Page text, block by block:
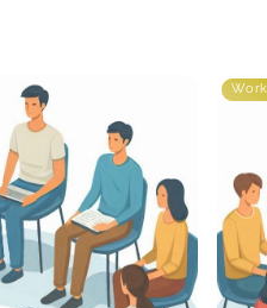
Corinna, Aug 18
und persönlichen
Martin, Aug 17